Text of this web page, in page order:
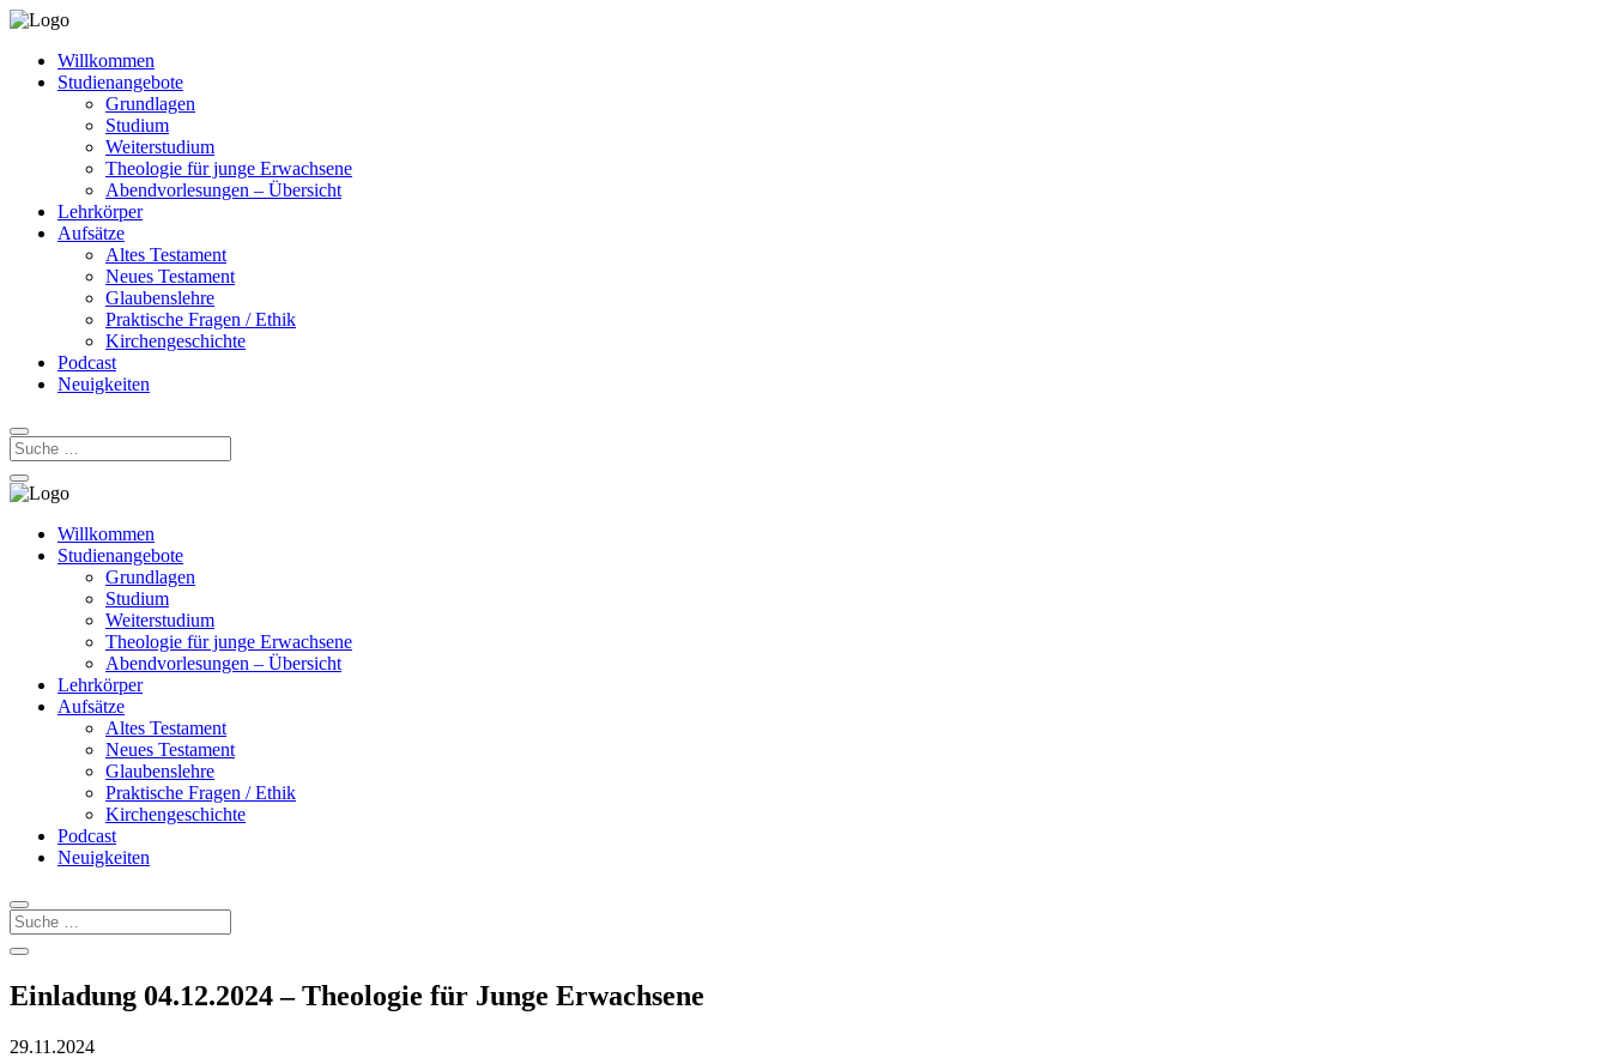
Willkommen
Studienangebote
Grundlagen
Studium
Weiterstudium
Theologie für junge Erwachsene
Abendvorlesungen – Übersicht
Lehrkörper
Aufsätze
Altes Testament
Neues Testament
Glaubenslehre
Praktische Fragen / Ethik
Kirchengeschichte
Podcast
Neuigkeiten
Willkommen
Studienangebote
Grundlagen
Studium
Weiterstudium
Theologie für junge Erwachsene
Abendvorlesungen – Übersicht
Lehrkörper
Aufsätze
Altes Testament
Neues Testament
Glaubenslehre
Praktische Fragen / Ethik
Kirchengeschichte
Podcast
Neuigkeiten
Einladung 04.12.2024 – Theologie für Junge Erwachsene
29.11.2024